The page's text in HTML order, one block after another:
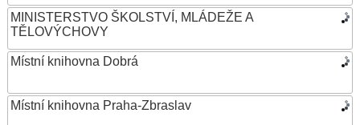
MINISTERSTVO ŠKOLSTVÍ, MLÁDEŽE A
TĚLOVÝCHOVY
Místní knihovna Dobrá
Místní knihovna Praha-Zbraslav